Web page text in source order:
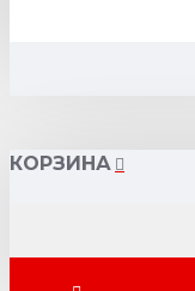
КОРЗИНА